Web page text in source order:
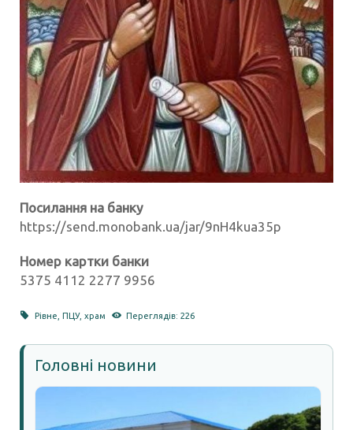
Посилання на банку
https://send.monobank.ua/jar/9nH4kua35p
Номер картки банки
5375 4112 2277 9956
Рівне ,ПЦУ,храм Переглядів: 226
Головні новини